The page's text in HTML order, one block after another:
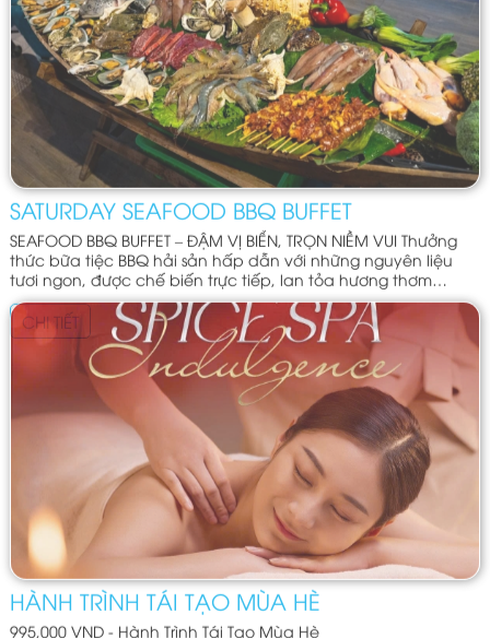
SATURDAY SEAFOOD BBQ BUFFET
SEAFOOD BBQ BUFFET – ĐẬM VỊ BIỂN, TRỌN NIỀM VUI Thưởng
thức bữa tiệc BBQ hải sản hấp dẫn với những nguyên liệu
tươi ngon, được chế biến trực tiếp, lan tỏa hương thơm
quyến rũ trong không gian ấm cúng.
CHI TIẾT
HÀNH TRÌNH TÁI TẠO MÙA HÈ
995,000 VND - Hành Trình Tái Tạo Mùa Hè